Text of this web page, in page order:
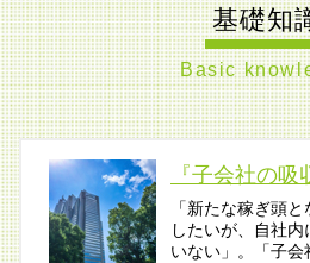
基礎知
Basic
『子会社の吸
「新たな稼ぎ頭
したいが、自社
いない」。「子